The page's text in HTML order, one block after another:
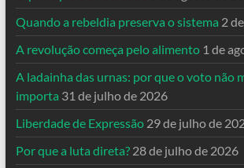
Quando a rebeldia preserva o sistema 2
A revolução começa pelo alimento 1 de
A ladainha das urnas: por que o voto não
importa 31 de julho de 2026
Liberdade de Expressão 29 de julho de
Por que a luta direta? 28 de julho de 2026